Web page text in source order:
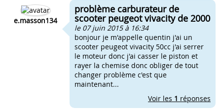
Demonter pneu scooter
Demonter pompe a huile scooter
e.masson134
problème carburateur de
scooter peugeot vivacity de 2000
le 07 juin 2015 à 16:34
bonjour je m'appelle quentin j'ai un
scooter peugeot vivacity 50cc j'ai serrer
le moteur donc j'ai casser le piston et
rayer la chemise donc obliger de tout
changer problème c'est que
maintenant...
Voir les 1 réponses